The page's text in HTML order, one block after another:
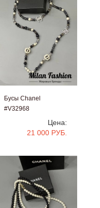
Бусы Chanel
#V32968
Цена:
21 000 РУБ.